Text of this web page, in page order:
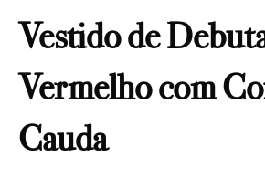
Vestido de
Vermelho com
Cauda